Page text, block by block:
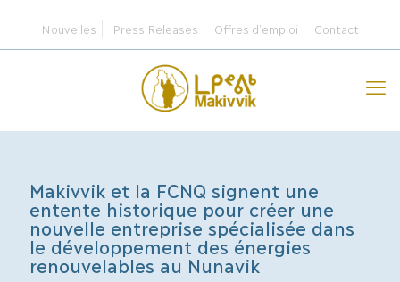
Nouvelles Press Releases Offres d’emploi Contact
Makivvik et la FCNQ signent une
entente historique pour créer une
nouvelle entreprise spécialisée dans
le développement des énergies
renouvelables au Nunavik